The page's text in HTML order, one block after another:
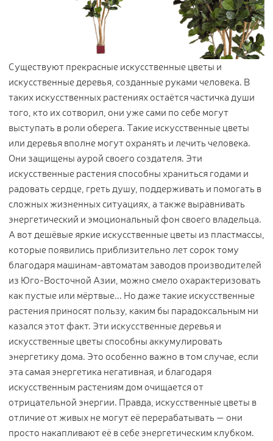
Существуют прекрасные искусственные цветы и
искусственные деревья, созданные руками человека. В
таких искусственных растениях остаётся частичка души
того, кто их сотворил, они уже сами по себе могут
выступать в роли оберега. Такие искусственные цветы
или деревья вполне могут охранять и лечить человека.
Они защищены аурой своего создателя. Эти
искусственные растения способны храниться годами и
радовать сердце, греть душу, поддерживать и помогать в
сложных жизненных ситуациях, а также выравнивать
энергетический и эмоциональный фон своего владельца.
А вот дешёвые яркие искусственные цветы из пластмассы,
которые появились приблизительно лет сорок тому
благодаря машинам-автоматам заводов производителей
из Юго-Восточной Азии, можно смело охарактеризовать
как пустые или мёртвые... Но даже такие искусственные
растения приносят пользу, каким бы парадоксальным ни
казался этот факт. Эти искусственные деревья и
искусственные цветы способны аккумулировать
энергетику дома. Это особенно важно в том случае, если
эта самая энергетика негативная, и благодаря
искусственным растениям дом очищается от
отрицательной энергии. Правда, искусственные цветы в
отличие от живых не могут её перерабатывать — они
просто накапливают её в себе энергетическим клубком.